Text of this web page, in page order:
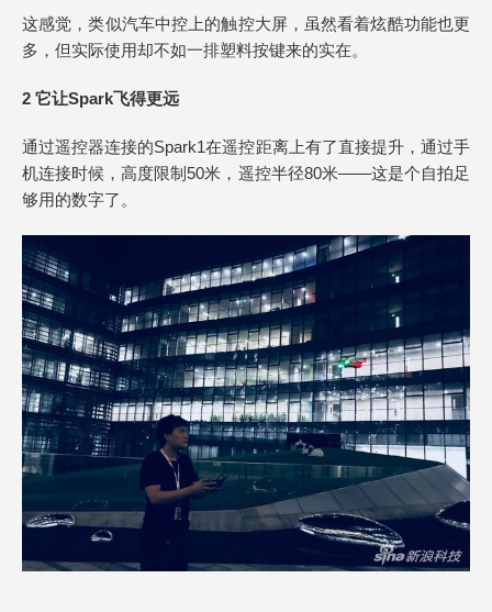
这感觉，类似汽车中控上的触控大屏，虽然看着炫酷功能也更
多，但实际使用却不如一排塑料按键来的实在。
2 它让Spark飞得更远
通过遥控器连接的Spark1在遥控距离上有了直接提升，通过手
机连接时候，高度限制50米，遥控半径80米——这是个自拍足
够用的数字了。